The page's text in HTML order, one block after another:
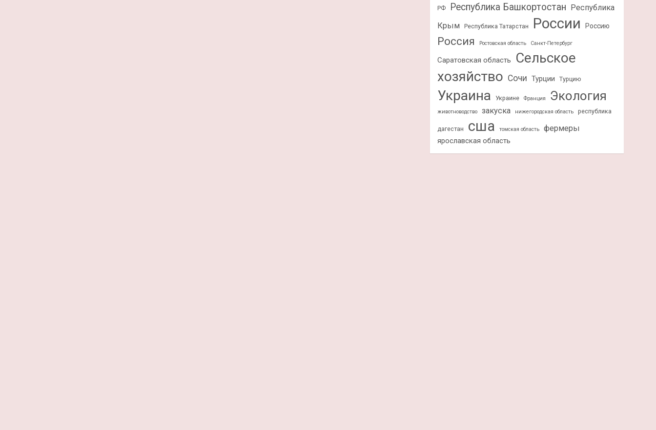
РФ Республика Башкортостан Республика
Крым
Республика Татарстан России Россию
Россия Ростовская область Санкт-Петербург
Саратовская область
Сельское
хозяйство Сочи Турции Турцию
Украина Украине Франция Экология
животноводство закуска нижегородская область республика
дагестан сша томская область фермеры
ярославская область